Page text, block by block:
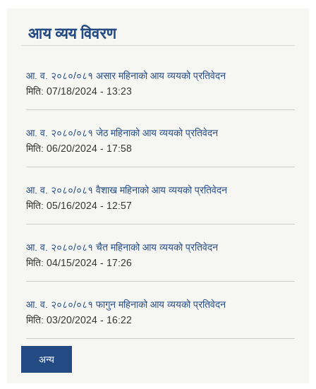
आय व्यय विवरण
आ. व. २०८०/०८१ असार महिनाको आय व्ययको प्रतिवेदन
मिति: 07/18/2024 - 13:23
आ. व. २०८०/०८१ जेठ महिनाको आय व्ययको प्रतिवेदन
मिति: 06/20/2024 - 17:58
आ. व. २०८०/०८१ वैशाख महिनाको आय व्ययको प्रतिवेदन
मिति: 05/16/2024 - 12:57
आ. व. २०८०/०८१ चैत महिनाको आय व्ययको प्रतिवेदन
मिति: 04/15/2024 - 17:26
आ. व. २०८०/०८१ फागुन महिनाको आय व्ययको प्रतिवेदन
मिति: 03/20/2024 - 16:22
अन्य